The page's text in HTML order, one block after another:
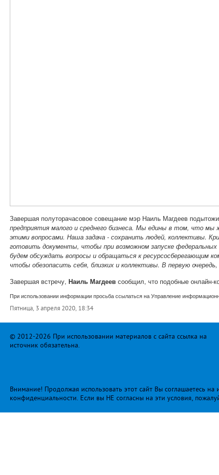
Завершая полуторачасовое совещание мэр Наиль Магдеев
предприятия малого и среднего бизнеса. Мы едины в том, что
этими вопросами. Наша задача - сохранить людей, коллективы.
готовить документы, чтобы при возможном запуске
будем обсуждать вопросы и обращаться к ресурсосберегающим
чтобы обезопасить себя, близких и коллективы. В первую
Завершая встречу, Наиль Магдеев сообщил, что подобные онлайн-
При использовании информации просьба ссылаться на Управление
Пятница, 3 апреля 2020, 18:34
© 2012-2026 При использовании материалов с сайта ссылка на
источник обязательна.
Внимание! Продолжая использовать этот сайт Вы соглашаетесь
конфиденциальности. Если вы НЕ согласны на эти условия,